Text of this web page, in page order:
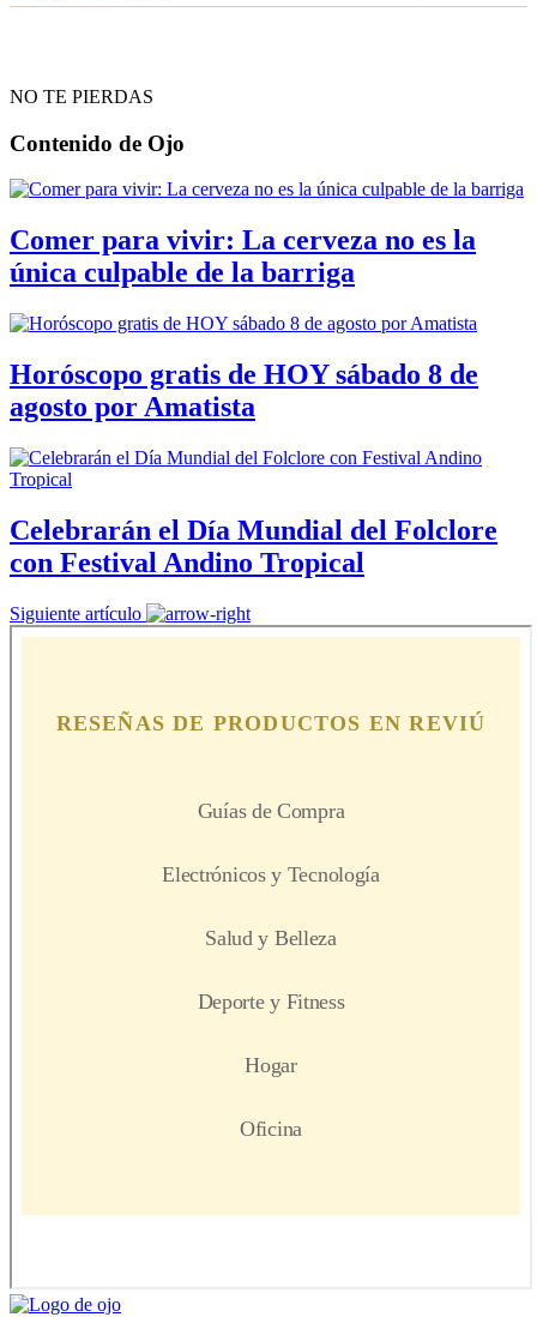
NO TE PIERDAS
Contenido de Ojo
Comer para vivir: La cerveza no es la
única culpable de la barriga
Horóscopo gratis de HOY sábado 8 de
agosto por Amatista
Celebrarán el Día Mundial del Folclore
con Festival Andino Tropical
Siguiente artículo